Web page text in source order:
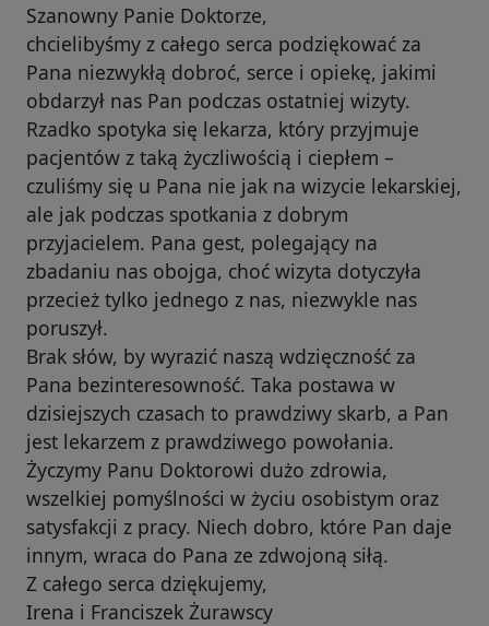
Szanowny Panie Doktorze,
chcielibyśmy z całego serca podziękować za
Pana niezwykłą dobroć, serce i opiekę, jakimi
obdarzył nas Pan podczas ostatniej wizyty.
Rzadko spotyka się lekarza, który przyjmuje
pacjentów z taką życzliwością i ciepłem –
czuliśmy się u Pana nie jak na wizycie lekarskiej,
ale jak podczas spotkania z dobrym
przyjacielem. Pana gest, polegający na
zbadaniu nas obojga, choć wizyta dotyczyła
przecież tylko jednego z nas, niezwykle nas
poruszył.
Brak słów, by wyrazić naszą wdzięczność za
Pana bezinteresowność. Taka postawa w
dzisiejszych czasach to prawdziwy skarb, a Pan
jest lekarzem z prawdziwego powołania.
Życzymy Panu Doktorowi dużo zdrowia,
wszelkiej pomyślności w życiu osobistym oraz
satysfakcji z pracy. Niech dobro, które Pan daje
innym, wraca do Pana ze zdwojoną siłą.
Z całego serca dziękujemy,
Irena i Franciszek Żurawscy